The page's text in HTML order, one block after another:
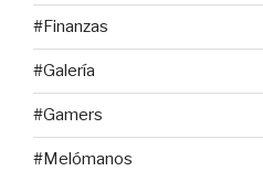
#Finanzas
#Galería
#Gamers
#Melómanos